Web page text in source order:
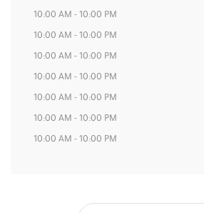
10:00 AM - 10:00 PM
10:00 AM - 10:00 PM
10:00 AM - 10:00 PM
10:00 AM - 10:00 PM
10:00 AM - 10:00 PM
10:00 AM - 10:00 PM
10:00 AM - 10:00 PM